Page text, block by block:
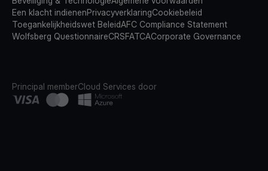
Een klacht indienenPrivacyverklaringCookiebeleid
Toegankelijkheidswet BeleidAFC Compliance Statement
Wolfsberg QuestionnaireCRSFATCACorporate Governance
Principal memberCloud Services door